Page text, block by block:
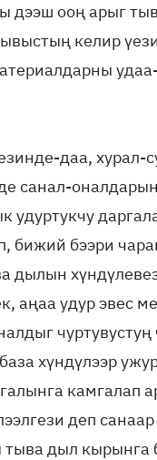
дээш ооң арыг
келир
даа, хурал-
санал-
удуртукчу
бижий бээри
дылын
аңаа удур эвес
хүндүлээр
камгалап
деп
дыл кырынга